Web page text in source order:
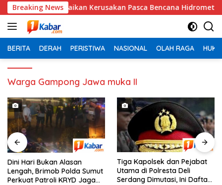
Langsung
ke
konten
Breaking News
Perbaikan Kerusakan Pasca Bencana Hidrometeorologi
BERITA DERAH PERISTIWA NASIONAL OLAH RAGA
Warga Gampong Jawa muka II
Dini Hari Bukan Alasan
Lengah, Brimob Polda Sumut
Perkuat Patroli KRYD Jaga
Tiga Kapolsek dan Pejabat
Utama di Polresta Deli
Serdang Dimutasi, Ini Daftar